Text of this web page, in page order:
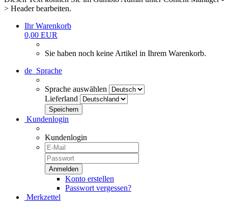
> Header bearbeiten.
Ihr Warenkorb
0,00 EUR
Sie haben noch keine Artikel in Ihrem Warenkorb.
de Sprache
Sprache auswählen
Lieferland
Kundenlogin
Kundenlogin
Konto erstellen
Passwort vergessen?
Merkzettel